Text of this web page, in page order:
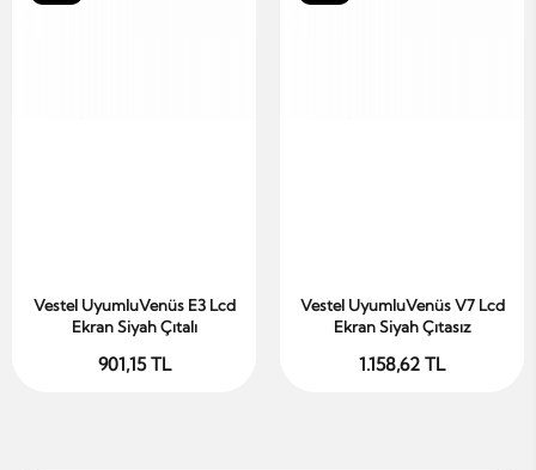
Sepete Ekle
Vestel UyumluVenüs E3 Lcd
Ekran Siyah Çıtalı
901,15 TL
Sepete Ekle
Vestel UyumluVenüs V7 Lcd
Ekran Siyah Çıtasız
1.158,62 TL